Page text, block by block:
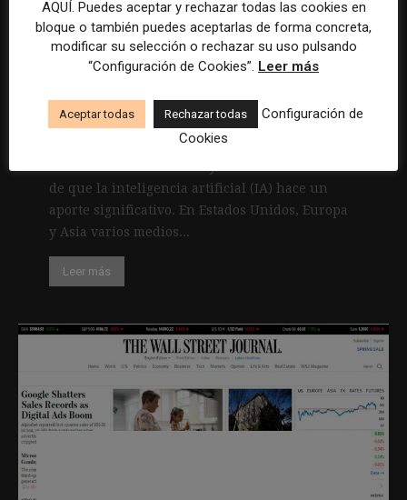
Cómo empezar a implementar la
inteligencia artificial en una
5 julio, 2021
de que la inteligencia artificial (IA) hace un
aporte significativo. En Estados Unidos, Europa
y Asia varios medios...
Leer más
AQUÍ. Puedes aceptar y rechazar todas las cookies en
bloque o también puedes aceptarlas de forma concreta,
modificar su selección o rechazar su uso pulsando
“Configuración de Cookies”. Leer más
Aceptar todas Rechazar todas
Configuración de
Cookies